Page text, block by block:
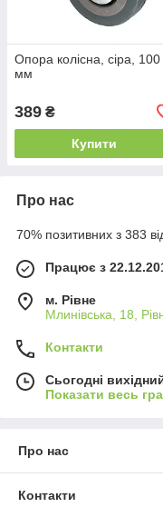
Опора колісна, сiра, 100
мм
389 ₴
Купити
Про нас
70% позитивних з 383
Працює з
м. Рівне
Млинівська, 18,
Контакти
Сьогодні
Показати весь
Про нас
Контакти